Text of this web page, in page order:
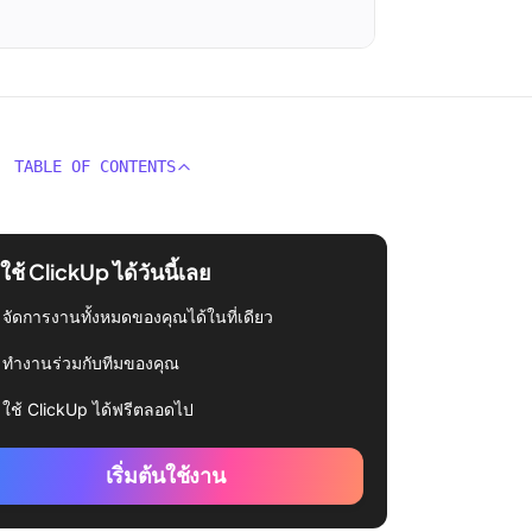
TABLE OF CONTENTS
ช้ ClickUp ได้วันนี้เลย
จัดการงานทั้งหมดของคุณได้ในที่เดียว
ทำงานร่วมกับทีมของคุณ
ใช้ ClickUp ได้ฟรีตลอดไป
เริ่มต้นใช้งาน